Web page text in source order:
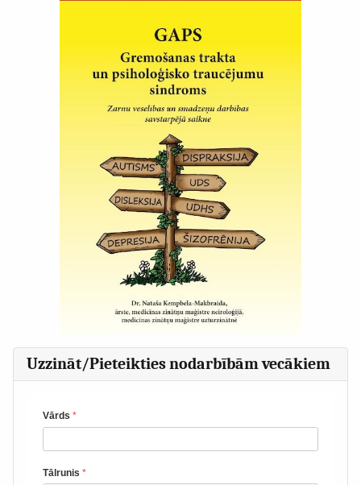
Uzzināt/Pieteikties nodarbībām vecākiem
Vārds *
Tālrunis *